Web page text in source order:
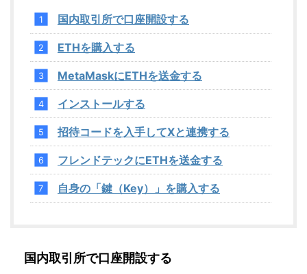
国内取引所で口座開設する
ETHを購入する
MetaMaskにETHを送金する
インストールする
招待コードを入手してXと連携する
フレンドテックにETHを送金する
自身の「鍵（Key）」を購入する
国内取引所で口座開設する